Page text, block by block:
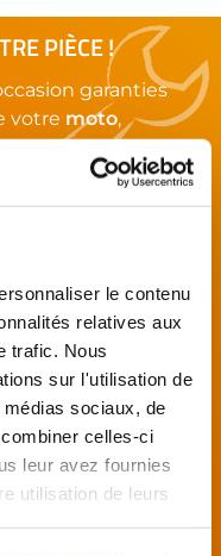
le contenu
relatives aux
trafic. Nous
sur l'utilisation de
sociaux, de
celles-ci
leur avez fournies
utilisation de leurs
PIÈCE !
garanties
votre moto,
me